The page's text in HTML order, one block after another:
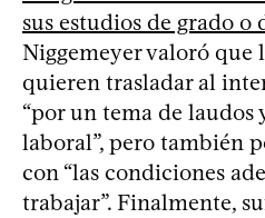
sus estudios de grado o
Niggemeyer valoró que
quieren trasladar al
“por un tema de laudos
laboral”, pero también
con “las condiciones
trabajar”. Finalmente,